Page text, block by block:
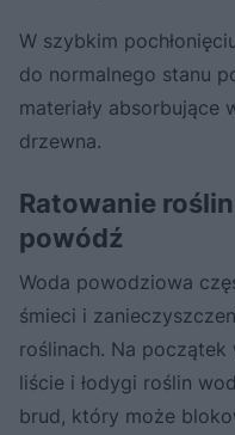
W szybkim
do normalnego stanu
materiały absorbujące
drzewna.
Ratowanie
powódź
Woda powodziowa
śmieci i
roślinach. Na
liście i łodygi roślin
brud, który może